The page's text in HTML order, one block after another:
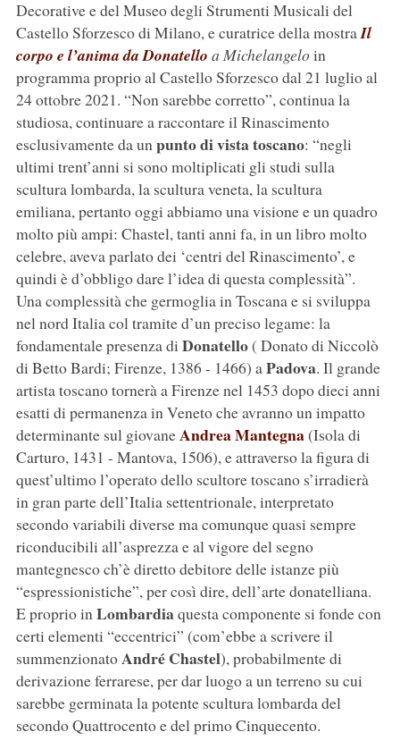
Decorative e del Museo degli Strumenti Musicali del
Castello Sforzesco di Milano, e curatrice della mostraIl
corpo e l’anima daDonatello a Michelangeloin
programma proprio al Castello Sforzesco dal 21 luglio al
24 ottobre 2021. “Non sarebbe corretto”, continua la
studiosa, continuare a raccontare il Rinascimento
esclusivamente da unpunto di vista toscano: “negli
ultimi trent’anni si sono moltiplicati gli studi sulla
scultura lombarda, la scultura veneta, la scultura
emiliana, pertanto oggi abbiamo una visione e un quadro
molto più ampi: Chastel, tanti anni fa, in un libro molto
celebre, aveva parlato dei ‘centri del Rinascimento’, e
quindi è d’obbligo dare l’idea di questa complessità”.
Una complessità che germoglia in Toscana e si sviluppa
nel nord Italia col tramite d’un preciso legame: la
fondamentale presenza di Donatello( Donato di Niccolò
di Betto Bardi; Firenze, 1386 - 1466) aPadova. Il grande
artista toscano tornerà a Firenze nel 1453 dopo dieci anni
esatti di permanenza in Veneto che avranno un impatto
determinante sul giovaneAndrea Mantegna(Isola di
Carturo, 1431 - Mantova, 1506), e attraverso la figura di
quest’ultimo l’operato dello scultore toscano s’irradierà
in gran parte dell’Italia settentrionale, interpretato
secondo variabili diverse ma comunque quasi sempre
riconducibili all’asprezza e al vigore del segno
mantegnesco ch’è diretto debitore delle istanze più
“espressionistiche”, per così dire, dell’arte donatelliana.
E proprio inLombardiaquesta componente si fonde con
certi elementi “eccentrici” (com’ebbe a scrivere il
summenzionatoAndré Chastel), probabilmente di
derivazione ferrarese, per dar luogo a un terreno su cui
sarebbe germinata la potente scultura lombarda del
secondo Quattrocento e del primo Cinquecento.